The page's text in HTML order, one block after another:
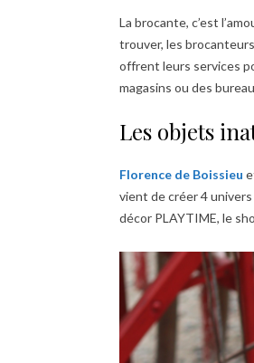
La brocante, c’est
trouver, les
offrent leurs services
magasins ou des
Les objets
Florence de Boissieu
vient de créer 4 univers
décor PLAYTIME, le